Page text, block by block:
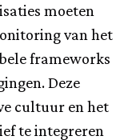
moeten
van het
frameworks
Deze
cultuur en het
te integreren